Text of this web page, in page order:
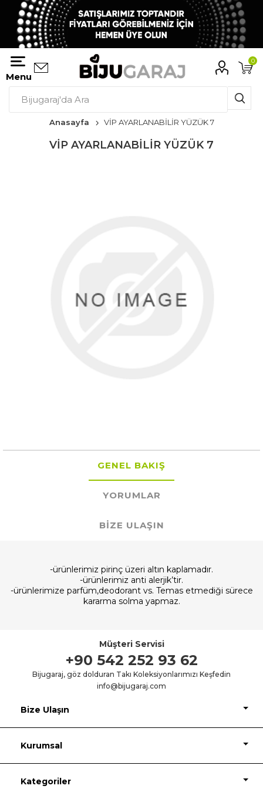
Menu
0
Anasayfa VİP AYARLANABİLİR YÜZÜK 7
VİP AYARLANABİLİR YÜZÜK 7
GENEL BAKIŞ
YORUMLAR
BIZE ULAŞIN
-ürünlerimiz pirinç üzeri altın kaplamadır.
-ürünlerimiz anti alerjik’tir.
-ürünlerimize parfüm,deodorant vs. Temas etmediği sürece
kararma solma yapmaz.
Müşteri Servisi
+90 542 252 93 62
Bijugaraj, göz dolduran Takı Koleksiyonlarımızı Keşfedin
info@bijugaraj.com
Bize Ulaşın
Kurumsal
Kategoriler